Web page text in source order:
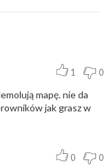
1 0
mapę. nie da
jak grasz w
0 0